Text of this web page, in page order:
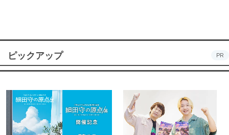
ピックアップ PR